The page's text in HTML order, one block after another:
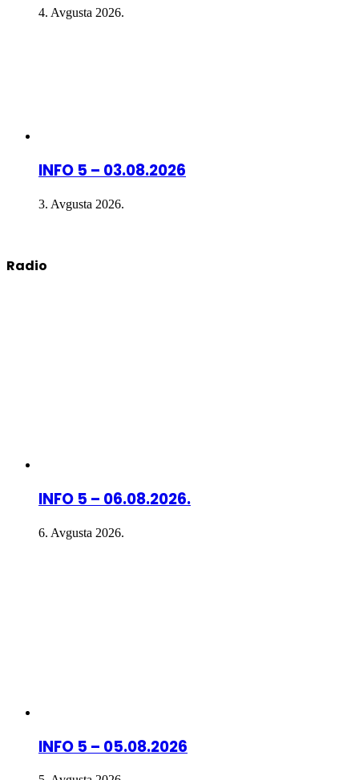
4. Avgusta 2026.
INFO 5 – 03.08.2026
3. Avgusta 2026.
Radio
INFO 5 – 06.08.2026.
6. Avgusta 2026.
INFO 5 – 05.08.2026